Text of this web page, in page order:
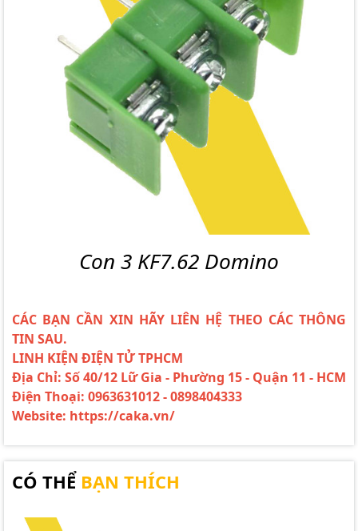
Con 3 KF7.62 Domino
CÁC BẠN CẦN XIN HÃY LIÊN HỆ THEO CÁC THÔNG
TIN SAU.
LINH KIỆN ĐIỆN TỬ TPHCM
Địa Chỉ: Số 40/12 Lữ Gia - Phường 15 - Quận 11 - HCM
Điện Thoại: 0963631012 - 0898404333
Website: https://caka.vn/
CÓ THỂ BẠN THÍCH